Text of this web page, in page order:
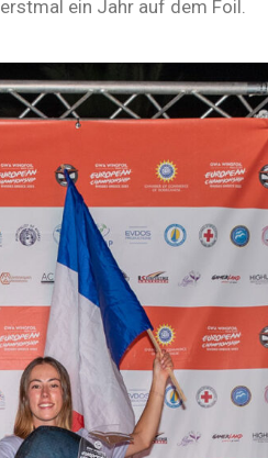
ein Jahr auf dem Foil.